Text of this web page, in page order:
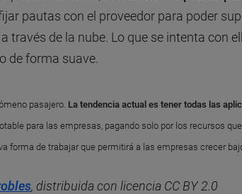
pautas con el proveedor para poder
través de la nube. Lo que se intenta con
de forma suave.
pasajero. La tendencia actual es tener todas las
para las empresas, pagando solo por los recursos
forma de trabajar que permitirá a las empresas crecer
, distribuida con licencia CC BY 2.0